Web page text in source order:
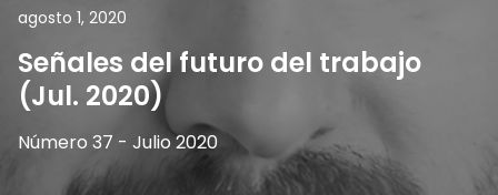
agosto 1, 2020
Señales del futuro del trabajo
(Jul. 2020)
Número 37 - Julio 2020